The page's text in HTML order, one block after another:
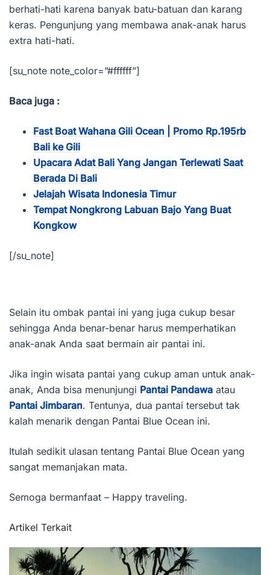
berhati-hati karena banyak batu-batuan dan karang
keras. Pengunjung yang membawa anak-anak harus
extra hati-hati.
[su_note note_color=”#ffffff”]
Baca juga :
Fast Boat Wahana Gili Ocean | Promo Rp.195rb
Bali ke Gili
Upacara Adat Bali Yang Jangan Terlewati Saat
Berada Di Bali
Jelajah Wisata Indonesia Timur
Tempat Nongkrong Labuan Bajo Yang Buat
Kongkow
[/su_note]
Selain itu ombak pantai ini yang juga cukup besar
sehingga Anda benar-benar harus memperhatikan
anak-anak Anda saat bermain air pantai ini.
Jika ingin wisata pantai yang cukup aman untuk anak-
anak, Anda bisa menunjungi Pantai Pandawa atau
Pantai Jimbaran. Tentunya, dua pantai tersebut tak
kalah menarik dengan Pantai Blue Ocean ini.
Itulah sedikit ulasan tentang Pantai Blue Ocean yang
sangat memanjakan mata.
Semoga bermanfaat – Happy traveling.
Artikel Terkait